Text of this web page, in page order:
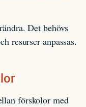
Det behövs
resurser anpassas.
förskolor med